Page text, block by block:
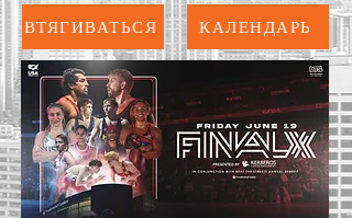
ВТЯГИВАТЬСЯ КАЛЕНДАРЬ